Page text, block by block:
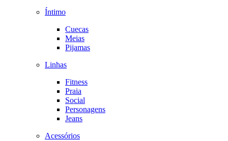
Íntimo
Cuecas
Meias
Pijamas
Linhas
Fitness
Praia
Social
Personagens
Jeans
Acessórios